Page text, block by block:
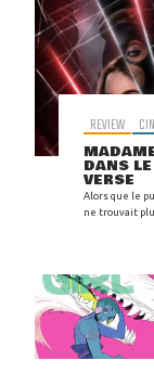
REVIEW
DANS
VERSE
Alors que le
ne trouvait